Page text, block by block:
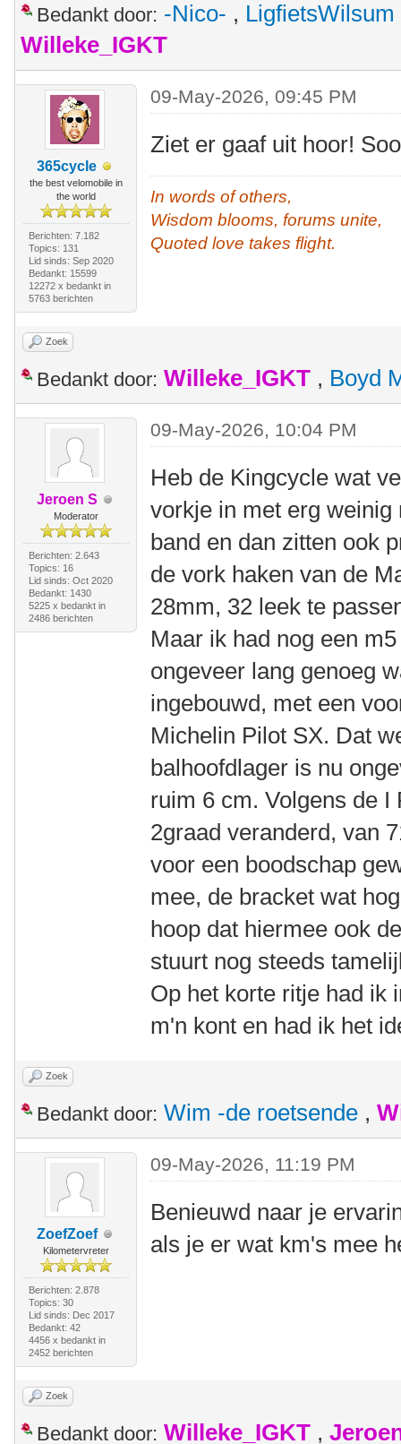
Bedankt door: -Nico- , LigfietsWilsum
Willeke_IGKT
365cycle
the best velomobile in
the world
Berichten: 7.182
Topics: 131
Lid sinds: Sep 2020
Bedankt: 15599
12272 x bedankt in
5763 berichten
09-May-2026, 09:45 PM
Ziet er gaaf uit hoor!
In words of others,
Wisdom blooms, forums unite,
Quoted love takes flight.
Zoek
Bedankt door: Willeke_IGKT , Boyd
Jeroen S
Moderator
Berichten: 2.643
Topics: 16
Lid sinds: Oct 2020
Bedankt: 1430
5225 x bedankt in
2486 berichten
09-May-2026, 10:04 PM
Heb de Kingcycle wat
vorkje in met erg
band en dan zitten ook
de vork haken van de
28mm, 32 leek te
Maar ik had nog een
ongeveer lang genoeg
ingebouwd, met een
Michelin Pilot SX. Dat
balhoofdlager is nu
ruim 6 cm. Volgens de
2graad veranderd, van
voor een boodschap
mee, de bracket wat
hoop dat hiermee ook
stuurt nog steeds
Op het korte ritje had ik
m'n kont en had ik het
Zoek
Bedankt door: Wim -de roetsende ,
ZoefZoef
Kilometervreter
Berichten: 2.878
Topics: 30
Lid sinds: Dec 2017
Bedankt: 42
4456 x bedankt in
2452 berichten
09-May-2026, 11:19 PM
Benieuwd naar je
als je er wat km's mee
Zoek
Bedankt door: Willeke_IGKT ,